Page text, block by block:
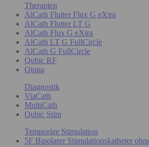
Therapien
AlCath Flutter Flux G eXtra
AlCath Flutter LT G
AlCath Flux G eXtra
AlCath LT G FullCircle
AlCath G FullCircle
Qubic RF
Qiona
Diagnostik
ViaCath
MultiCath
Qubic Stim
Temporäre Stimulation
5F Bipolarer Stimulationskatheter